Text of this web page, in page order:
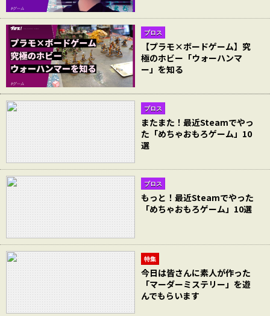
ブロス
【プラモ×ボードゲーム】究
極のホビー「ウォーハンマ
ー」を知る
ブロス
またまた！最近Steamでやっ
た「めちゃおもろゲーム」10
選
ブロス
もっと！最近Steamでやった
「めちゃおもろゲーム」10選
特集
今日は皆さんに素人が作った
「マーダーミステリー」を遊
んでもらいます